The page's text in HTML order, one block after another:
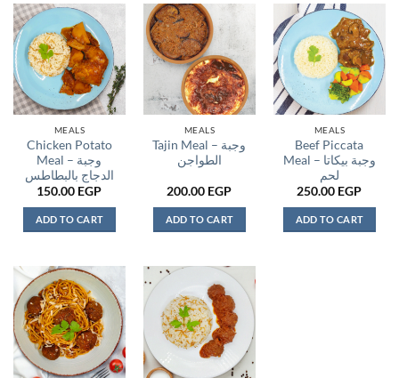
MEALS
Chicken Potato
Meal – وجبة
الدجاج بالبطاطس
150.00 EGP
ADD TO CART
MEALS
Tajin Meal – وجبة
الطواجن
200.00 EGP
ADD TO CART
MEALS
Beef Piccata
Meal – وجبة بيكاتا
لحم
250.00 EGP
ADD TO CART